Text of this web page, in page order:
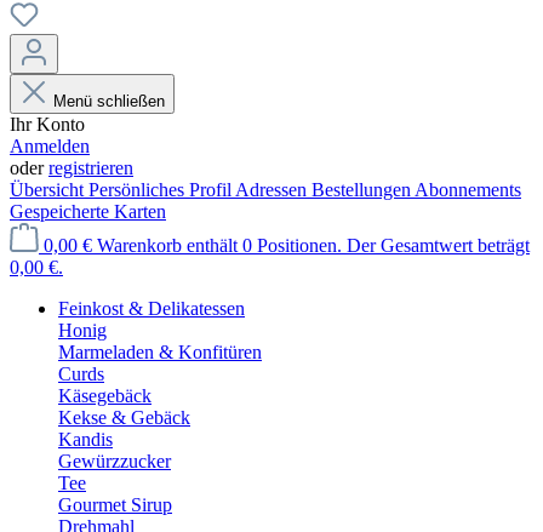
Menü schließen
Ihr Konto
Anmelden
oderregistrieren
Übersicht Persönliches Profil Adressen Bestellungen Abonnements
Gespeicherte Karten
0,00 € Warenkorb enthält 0 Positionen. Der Gesamtwert beträgt
0,00 €.
Feinkost & Delikatessen
Honig
Marmeladen & Konfitüren
Curds
Käsegebäck
Kekse & Gebäck
Kandis
Gewürzzucker
Tee
Gourmet Sirup
Drehmahl